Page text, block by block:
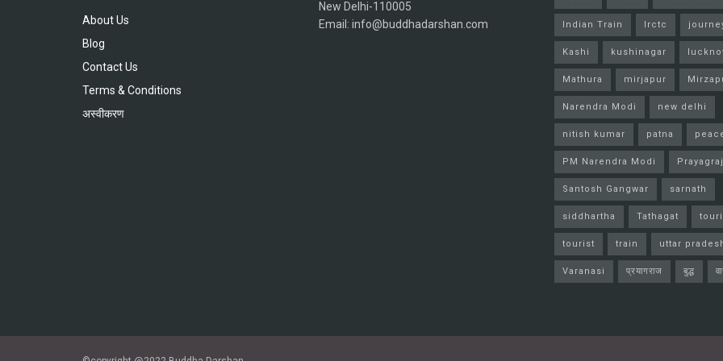
About Us
Blog
Contact Us
Terms & Conditions
अस्वीकरण
New Delhi-110005
Email: info@buddhadarshan.com
Indian Train Irctc
Kashi kushinagar
Mathura mirjapur
Narendra Modi new delhi
nitish kumar patna
PM Narendra Modi Prayagraj
Santosh Gangwar sarnath
siddhartha Tathagat
tourist train uttar
Varanasi प्रयागराज बुद्ध